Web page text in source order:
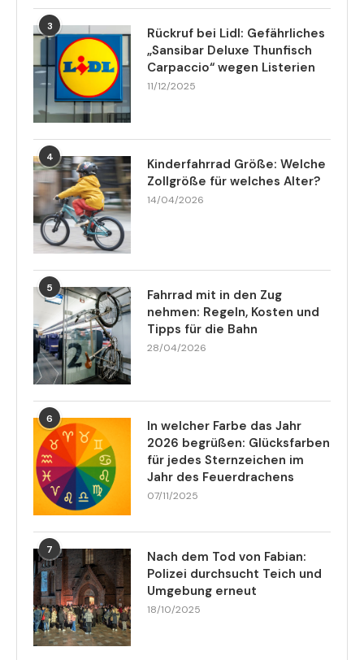
3
Rückruf bei Lidl: Gefährliches
„Sansibar Deluxe Thunfisch
Carpaccio“ wegen Listerien
11/12/2025
4
Kinderfahrrad Größe: Welche
Zollgröße für welches Alter?
14/04/2026
5
Fahrrad mit in den Zug
nehmen: Regeln, Kosten und
Tipps für die Bahn
28/04/2026
6
In welcher Farbe das Jahr
2026 begrüßen: Glücksfarben
für jedes Sternzeichen im
Jahr des Feuerdrachens
07/11/2025
7
Nach dem Tod von Fabian:
Polizei durchsucht Teich und
Umgebung erneut
18/10/2025